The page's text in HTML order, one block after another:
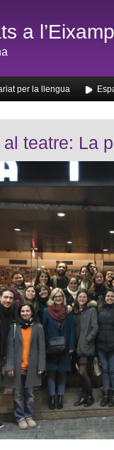
a
per la llengua
al teatre: La